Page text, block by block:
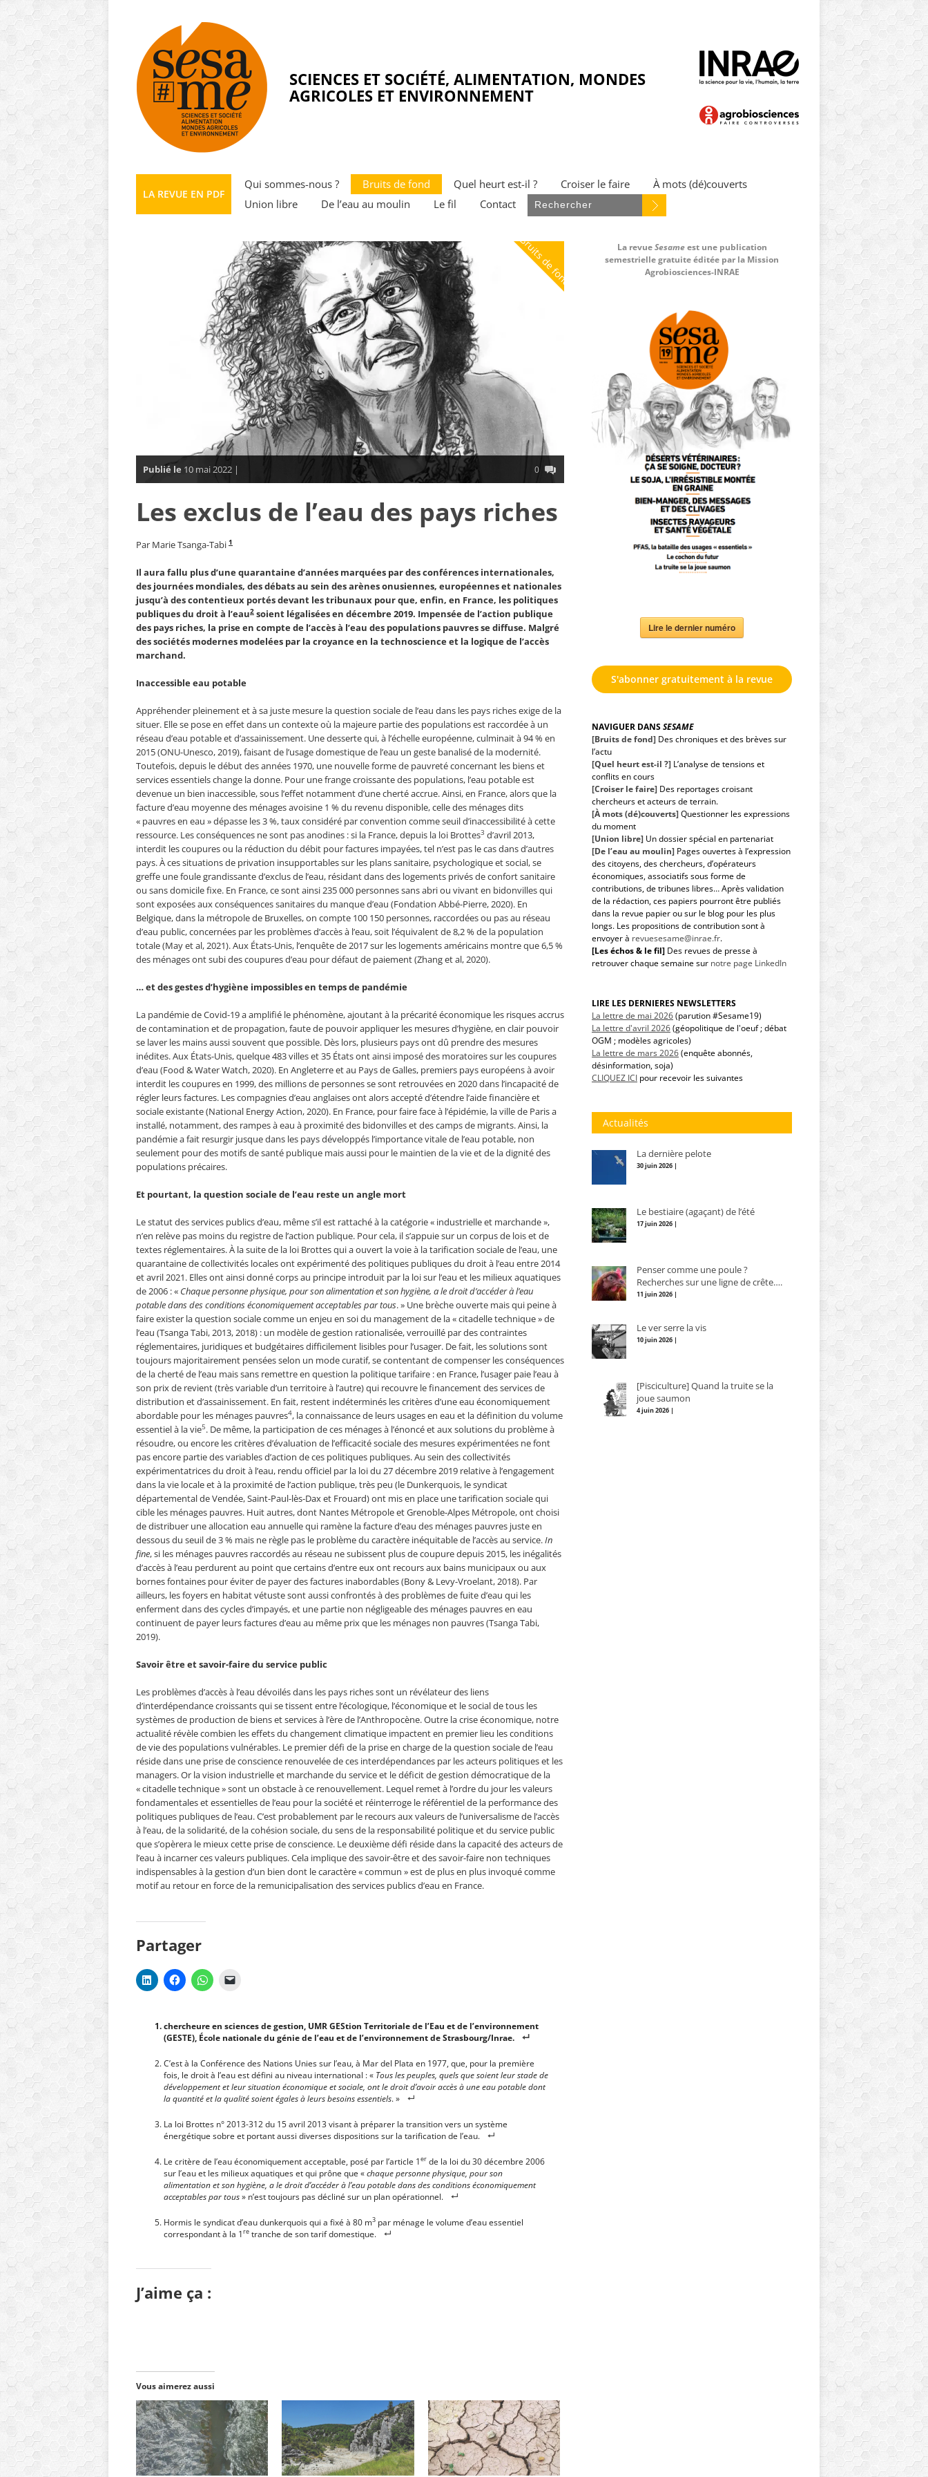
SCIENCES ET SOCIÉTÉ, ALIMENTATION, MONDES
AGRICOLES ET ENVIRONNEMENT
LA REVUE EN PDF
Qui sommes-nous ? Bruits de fond Quel heurt est-il ? Croiser le faire
À mots (dé)couverts
Union libre
De l’eau au moulin Le fil Contact
Bruits de fond
Publié le 10 mai 2022 | 0
Les exclus de l’eau des pays riches
Par Marie Tsanga-Tabi 1
Il aura fallu plus d’une quarantaine d’années marquées par des conférences internationales,
des journées mondiales, des débats au sein des arènes onusiennes, européennes et nationales
jusqu’à des contentieux portés devant les tribunaux pour que, enfin, en France, les politiques
publiques du droit à l’eau2 soient légalisées en décembre 2019. Impensée de l’action publique
des pays riches, la prise en compte de l’accès à l’eau des populations pauvres se diffuse. Malgré
des sociétés modernes modelées par la croyance en la technoscience et la logique de l’accès
marchand.
Inaccessible eau potable
Appréhender pleinement et à sa juste mesure la question sociale de l’eau dans les pays riches exige de la
situer. Elle se pose en effet dans un contexte où la majeure partie des populations est raccordée à un
réseau d’eau potable et d’assainissement. Une desserte qui, à l’échelle européenne, culminait à 94 % en
2015 (ONU-Unesco, 2019), faisant de l’usage domestique de l’eau un geste banalisé de la modernité.
Toutefois, depuis le début des années 1970, une nouvelle forme de pauvreté concernant les biens et
services essentiels change la donne. Pour une frange croissante des populations, l’eau potable est
devenue un bien inaccessible, sous l’effet notamment d’une cherté accrue. Ainsi, en France, alors que la
facture d’eau moyenne des ménages avoisine 1 % du revenu disponible, celle des ménages dits
« pauvres en eau » dépasse les 3 %, taux considéré par convention comme seuil d’inaccessibilité à cette
ressource. Les conséquences ne sont pas anodines : si la France, depuis la loi Brottes3 d’avril 2013,
interdit les coupures ou la réduction du débit pour factures impayées, tel n’est pas le cas dans d’autres
pays. À ces situations de privation insupportables sur les plans sanitaire, psychologique et social, se
greffe une foule grandissante d’exclus de l’eau, résidant dans des logements privés de confort sanitaire
ou sans domicile fixe. En France, ce sont ainsi 235 000 personnes sans abri ou vivant en bidonvilles qui
sont exposées aux conséquences sanitaires du manque d’eau (Fondation Abbé-Pierre, 2020). En
Belgique, dans la métropole de Bruxelles, on compte 100 150 personnes, raccordées ou pas au réseau
d’eau public, concernées par les problèmes d’accès à l’eau, soit l’équivalent de 8,2 % de la population
totale (May et al, 2021). Aux États-Unis, l’enquête de 2017 sur les logements américains montre que 6,5 %
des ménages ont subi des coupures d’eau pour défaut de paiement (Zhang et al, 2020).
… et des gestes d’hygiène impossibles en temps de pandémie
La pandémie de Covid-19 a amplifié le phénomène, ajoutant à la précarité économique les risques accrus
de contamination et de propagation, faute de pouvoir appliquer les mesures d’hygiène, en clair pouvoir
se laver les mains aussi souvent que possible. Dès lors, plusieurs pays ont dû prendre des mesures
inédites. Aux États-Unis, quelque 483 villes et 35 États ont ainsi imposé des moratoires sur les coupures
d’eau (Food & Water Watch, 2020). En Angleterre et au Pays de Galles, premiers pays européens à avoir
interdit les coupures en 1999, des millions de personnes se sont retrouvées en 2020 dans l’incapacité de
régler leurs factures. Les compagnies d’eau anglaises ont alors accepté d’étendre l’aide financière et
sociale existante (National Energy Action, 2020). En France, pour faire face à l’épidémie, la ville de Paris a
installé, notamment, des rampes à eau à proximité des bidonvilles et des camps de migrants. Ainsi, la
pandémie a fait resurgir jusque dans les pays développés l’importance vitale de l’eau potable, non
seulement pour des motifs de santé publique mais aussi pour le maintien de la vie et de la dignité des
populations précaires.
Et pourtant, la question sociale de l’eau reste un angle mort
Le statut des services publics d’eau, même s’il est rattaché à la catégorie « industrielle et marchande »,
n’en relève pas moins du registre de l’action publique. Pour cela, il s’appuie sur un corpus de lois et de
textes réglementaires. À la suite de la loi Brottes qui a ouvert la voie à la tarification sociale de l’eau, une
quarantaine de collectivités locales ont expérimenté des politiques publiques du droit à l’eau entre 2014
et avril 2021. Elles ont ainsi donné corps au principe introduit par la loi sur l’eau et les milieux aquatiques
de 2006 : « Chaque personne physique, pour son alimentation et son hygiène, a le droit d’accéder à l’eau
potable dans des conditions économiquement acceptables par tous. » Une brèche ouverte mais qui peine à
faire exister la question sociale comme un enjeu en soi du management de la « citadelle technique » de
l’eau (Tsanga Tabi, 2013, 2018) : un modèle de gestion rationalisée, verrouillé par des contraintes
réglementaires, juridiques et budgétaires difficilement lisibles pour l’usager. De fait, les solutions sont
toujours majoritairement pensées selon un mode curatif, se contentant de compenser les conséquences
de la cherté de l’eau mais sans remettre en question la politique tarifaire : en France, l’usager paie l’eau à
son prix de revient (très variable d’un territoire à l’autre) qui recouvre le financement des services de
distribution et d’assainissement. En fait, restent indéterminés les critères d’une eau économiquement
abordable pour les ménages pauvres4, la connaissance de leurs usages en eau et la définition du volume
essentiel à la vie5. De même, la participation de ces ménages à l’énoncé et aux solutions du problème à
résoudre, ou encore les critères d’évaluation de l’efficacité sociale des mesures expérimentées ne font
pas encore partie des variables d’action de ces politiques publiques. Au sein des collectivités
expérimentatrices du droit à l’eau, rendu officiel par la loi du 27 décembre 2019 relative à l’engagement
dans la vie locale et à la proximité de l’action publique, très peu (le Dunkerquois, le syndicat
départemental de Vendée, Saint-Paul-lès-Dax et Frouard) ont mis en place une tarification sociale qui
cible les ménages pauvres. Huit autres, dont Nantes Métropole et Grenoble-Alpes Métropole, ont choisi
de distribuer une allocation eau annuelle qui ramène la facture d’eau des ménages pauvres juste en
dessous du seuil de 3 % mais ne règle pas le problème du caractère inéquitable de l’accès au service.In
fine, si les ménages pauvres raccordés au réseau ne subissent plus de coupure depuis 2015, les inégalités
d’accès à l’eau perdurent au point que certains d’entre eux ont recours aux bains municipaux ou aux
bornes fontaines pour éviter de payer des factures inabordables (Bony & Levy-Vroelant, 2018). Par
ailleurs, les foyers en habitat vétuste sont aussi confrontés à des problèmes de fuite d’eau qui les
enferment dans des cycles d’impayés, et une partie non négligeable des ménages pauvres en eau
continuent de payer leurs factures d’eau au même prix que les ménages non pauvres (Tsanga Tabi,
2019).
Savoir être et savoir-faire du service public
Les problèmes d’accès à l’eau dévoilés dans les pays riches sont un révélateur des liens
d’interdépendance croissants qui se tissent entre l’écologique, l’économique et le social de tous les
systèmes de production de biens et services à l’ère de l’Anthropocène. Outre la crise économique, notre
actualité révèle combien les effets du changement climatique impactent en premier lieu les conditions
de vie des populations vulnérables. Le premier défi de la prise en charge de la question sociale de l’eau
réside dans une prise de conscience renouvelée de ces interdépendances par les acteurs politiques et les
managers. Or la vision industrielle et marchande du service et le déficit de gestion démocratique de la
« citadelle technique » sont un obstacle à ce renouvellement. Lequel remet à l’ordre du jour les valeurs
fondamentales et essentielles de l’eau pour la société et réinterroge le référentiel de la performance des
politiques publiques de l’eau. C’est probablement par le recours aux valeurs de l’universalisme de l’accès
à l’eau, de la solidarité, de la cohésion sociale, du sens de la responsabilité politique et du service public
que s’opèrera le mieux cette prise de conscience. Le deuxième défi réside dans la capacité des acteurs de
l’eau à incarner ces valeurs publiques. Cela implique des savoir-être et des savoir-faire non techniques
indispensables à la gestion d’un bien dont le caractère « commun » est de plus en plus invoqué comme
motif au retour en force de la remunicipalisation des services publics d’eau en France.
Partager
chercheure en sciences de gestion, UMR GEStion Territoriale de l’Eau et de l’environnement
(GESTE), École nationale du génie de l’eau et de l’environnement de Strasbourg/Inrae.
C’est à la Conférence des Nations Unies sur l’eau, à Mar del Plata en 1977, que, pour la première
fois, le droit à l’eau est défini au niveau international : « Tous les peuples, quels que soient leur stade de
développement et leur situation économique et sociale, ont le droit d’avoir accès à une eau potable dont
la quantité et la qualité soient égales à leurs besoins essentiels. »
La loi Brottes n° 2013-312 du 15 avril 2013 visant à préparer la transition vers un système
énergétique sobre et portant aussi diverses dispositions sur la tarification de l’eau.
Le critère de l’eau économiquement acceptable, posé par l’article 1er de la loi du 30 décembre 2006
sur l’eau et les milieux aquatiques et qui prône que «chaque personne physique, pour son
alimentation et son hygiène, a le droit d’accéder à l’eau potable dans des conditions économiquement
acceptables par tous» n’est toujours pas décliné sur un plan opérationnel.
Hormis le syndicat d’eau dunkerquois qui a fixé à 80 m3 par ménage le volume d’eau essentiel
correspondant à la 1re tranche de son tarif domestique.
J’aime ça :
Vous aimerez aussi
La revueSesameest une publication
semestrielle gratuite éditée par la Mission
Agrobiosciences-INRAE
Lire le dernier numéro
S'abonner gratuitement à la revue
NAVIGUER DANSSESAME
[Bruits de fond] Des chroniques et des brèves sur
l’actu
[Quel heurt est-il ?] L’analyse de tensions et
conflits en cours
[Croiser le faire] Des reportages croisant
chercheurs et acteurs de terrain.
[À mots (dé)couverts]Questionner les expressions
du moment
[Union libre] Un dossier spécial en partenariat
[De l’eau au moulin] Pages ouvertes à l’expression
des citoyens, des chercheurs, d’opérateurs
économiques, associatifs sous forme de
contributions, de tribunes libres… Après validation
de la rédaction, ces papiers pourront être publiés
dans la revue papier ou sur le blog pour les plus
longs. Les propositions de contribution sont à
envoyer à revuesesame@inrae.fr.
[Les échos & le fil] Des revues de presse à
retrouver chaque semaine sur notre page LinkedIn
LIRE LES DERNIERES NEWSLETTERS
La lettre de mai 2026(parution #Sesame19)
La lettre d'avril 2026(géopolitique de l'oeuf ; débat
OGM ; modèles agricoles)
La lettre de mars 2026(enquête abonnés,
désinformation, soja)
CLIQUEZ ICI pour recevoir les suivantes
Actualités
La dernière pelote
30 juin 2026 |
Le bestiaire (agaçant) de l’été
17 juin 2026 |
Penser comme une poule ?
Recherches sur une ligne de crête….
11 juin 2026 |
Le ver serre la vis
10 juin 2026 |
[Pisciculture] Quand la truite se la
joue saumon
4 juin 2026 |